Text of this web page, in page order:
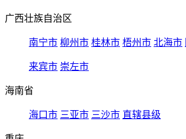
广西壮族自治区
南宁市 柳州市 桂林市 梧州市 北海市
来宾市 崇左市
海南省
海口市 三亚市 三沙市 直辖县级